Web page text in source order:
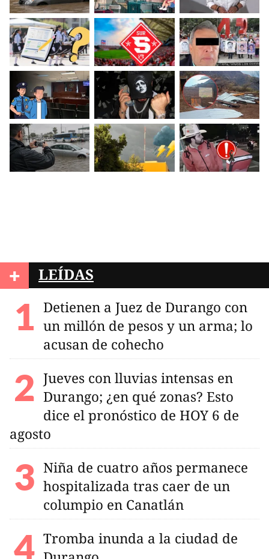
+ LEÍDAS
Detienen a Juez de Durango con
un millón de pesos y un arma; lo
acusan de cohecho
Jueves con lluvias intensas en
Durango; ¿en qué zonas? Esto
dice el pronóstico de HOY 6 de
agosto
Niña de cuatro años permanece
hospitalizada tras caer de un
columpio en Canatlán
Tromba inunda a la ciudad de